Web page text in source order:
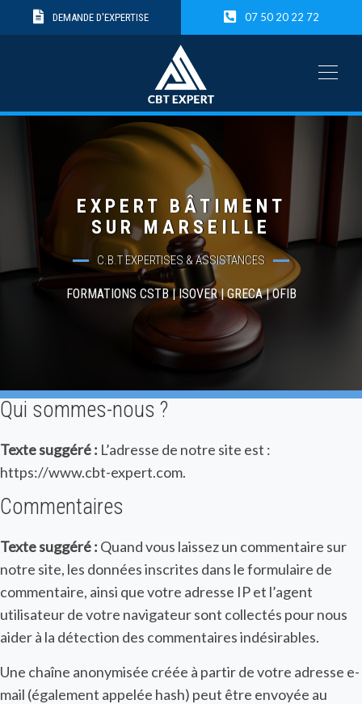
DEMANDE D'EXPERTISE 07 50 20 22 72
EXPERT BÂTIMENT
SUR MARSEILLE
C.B.T EXPERTISES & ASSISTANCES
FORMATIONS CSTB | ISOVER | GRECA | OFIB
Qui sommes-nous ?
Texte suggéré : L’adresse de notre site est :
https://www.cbt-expert.com.
Commentaires
Texte suggéré : Quand vous laissez un commentaire sur
notre site, les données inscrites dans le formulaire de
commentaire, ainsi que votre adresse IP et l’agent
utilisateur de votre navigateur sont collectés pour nous
aider à la détection des commentaires indésirables.
Une chaîne anonymisée créée à partir de votre adresse e-
mail (également appelée hash) peut être envoyée au